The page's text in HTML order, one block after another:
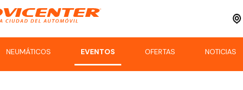
NEUMÁTICOS EVENTOS OFERTAS NOTICIAS